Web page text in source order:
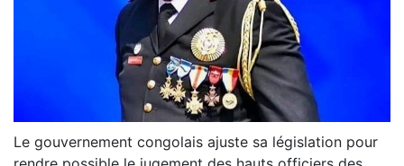
Le gouvernement congolais ajuste sa législation pour